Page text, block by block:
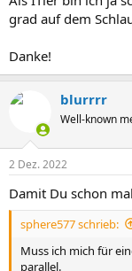
grad auf dem
Danke!
blurrrr
Well-known
2 Dez. 2022
Damit Du schon
sphere577 schrieb:
Muss ich mich für
parallel.